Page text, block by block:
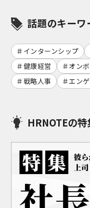
話題のキーワ
インターンシップ
健康経営
オン
戦略人事
エン
HRNOTEの